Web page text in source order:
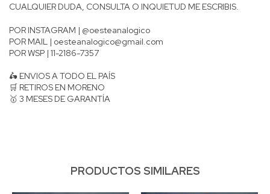
CUALQUIER DUDA, CONSULTA O INQUIETUD ME ESCRIBIS.
POR INSTAGRAM | @oesteanalogico
POR MAIL | oesteanalogico@gmail.com
POR WSP | 11-2186-7357
🛵 ENVIOS A TODO EL PAÍS
🛒 RETIROS EN MORENO
🥇 3 MESES DE GARANTÍA
PRODUCTOS SIMILARES